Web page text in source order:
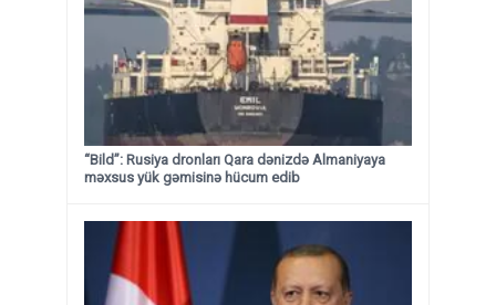
“Bild”: Rusiya dronları Qara dənizdə Almaniyaya
məxsus yük gəmisinə hücum edib